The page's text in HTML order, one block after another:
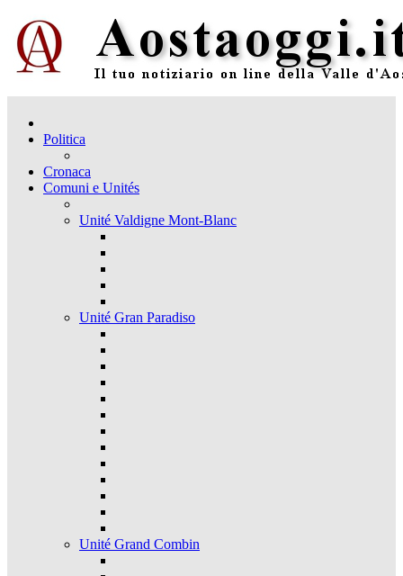
Politica
Cronaca
Comuni e Unités
Unité Valdigne Mont-Blanc
Unité Gran Paradiso
Unité Grand Combin